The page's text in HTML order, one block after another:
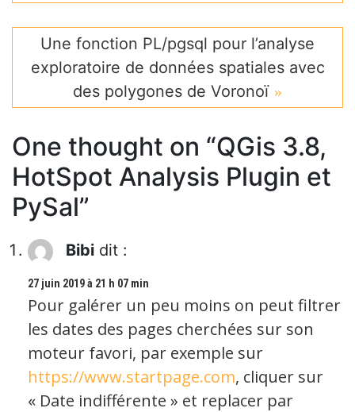
Une fonction PL/pgsql pour l’analyse
exploratoire de données spatiales avec
des polygones de Voronoï
One thought on “QGis 3.8,
HotSpot Analysis Plugin et
PySal”
Bibi dit :
27 juin 2019 à 21 h 07 min
Pour galérer un peu moins on peut filtrer
les dates des pages cherchées sur son
moteur favori, par exemple sur
https://www.startpage.com, cliquer sur
« Date indifférente » et replacer par